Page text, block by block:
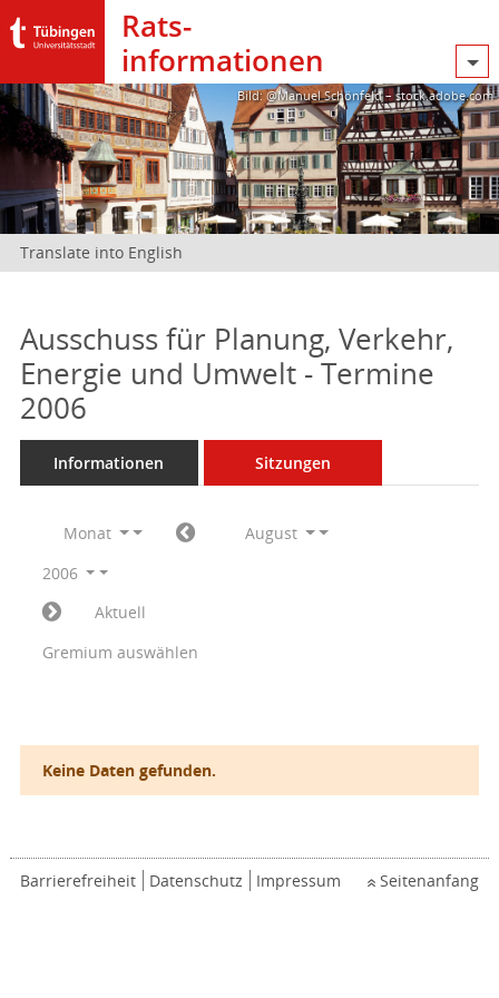
Rats­
informationen
Bild: @Manuel Schönfeld – stock.adobe.com
Translate into English
Ausschuss für Planung, Verkehr,
Energie und Umwelt - Termine
2006
Informationen Sitzungen
Monat
August
2006
Aktuell
Gremium auswählen
Keine Daten gefunden.
Barrierefreiheit Datenschutz Impressum Seitenanfang